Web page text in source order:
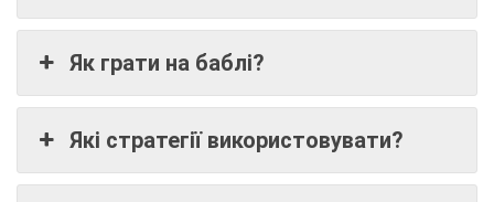
Як грати на баблі?
Які стратегії використовувати?